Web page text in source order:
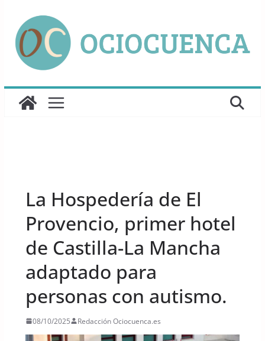
contenido
La Hospedería de El
Provencio, primer hotel
de Castilla-La Mancha
adaptado para
personas con autismo.
08/10/2025 Redacción Ociocuenca.es